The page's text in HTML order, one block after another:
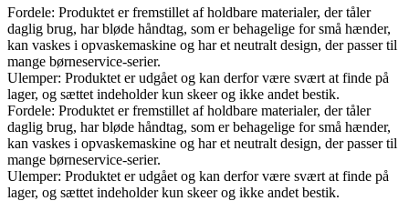
Fordele: Produktet er fremstillet af holdbare materialer, der tåler
daglig brug, har bløde håndtag, som er behagelige for små hænder,
kan vaskes i opvaskemaskine og har et neutralt design, der passer til
mange børneservice-serier.
Ulemper: Produktet er udgået og kan derfor være svært at finde på
lager, og sættet indeholder kun skeer og ikke andet bestik.
Fordele: Produktet er fremstillet af holdbare materialer, der tåler
daglig brug, har bløde håndtag, som er behagelige for små hænder,
kan vaskes i opvaskemaskine og har et neutralt design, der passer til
mange børneservice-serier.
Ulemper: Produktet er udgået og kan derfor være svært at finde på
lager, og sættet indeholder kun skeer og ikke andet bestik.